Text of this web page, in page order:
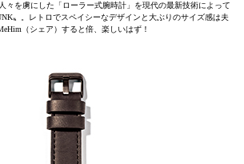
々を虜にした「ローラー式腕時計」を現代の最新技術によって
〟。レトロでスペイシーなデザインと大ぶりのサイズ感は夫
（シェア）すると倍、楽しいはず！